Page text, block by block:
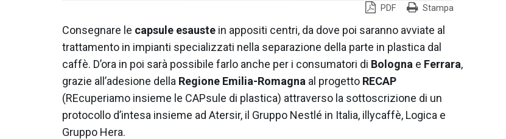
PDF Stampa
Consegnare le capsule esauste in appositi centri, da dove poi saranno avviate al
trattamento in impianti specializzati nella separazione della parte in plastica dal
caffè. D’ora in poi sarà possibile farlo anche per i consumatori di Bologna e Ferrara,
grazie all’adesione della Regione Emilia-Romagna al progetto RECAP
(REcuperiamo insieme le CAPsule di plastica) attraverso la sottoscrizione di un
protocollo d’intesa insieme ad Atersir, il Gruppo Nestlé in Italia, illycaffè, Logica e
Gruppo Hera.